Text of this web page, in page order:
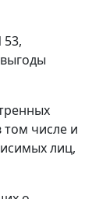
том числе и
лиц,